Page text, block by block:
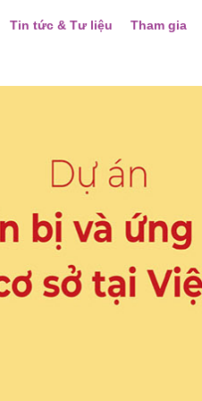
Tin tức & Tư liệu Tham gia